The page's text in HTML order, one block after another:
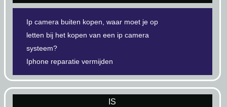
Ip camera buiten kopen, waar moet je op
letten bij het kopen van een ip camera
systeem?
Iphone reparatie vermijden
IS